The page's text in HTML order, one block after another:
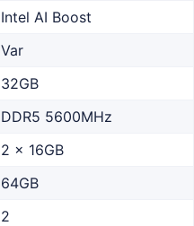
Intel AI Boost
Var
32GB
DDR5 5600MHz
2 x 16GB
64GB
2